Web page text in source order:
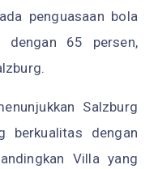
penguasaan bola
dengan 65 persen,
Salzburg
berkualitas dengan
Villa yang